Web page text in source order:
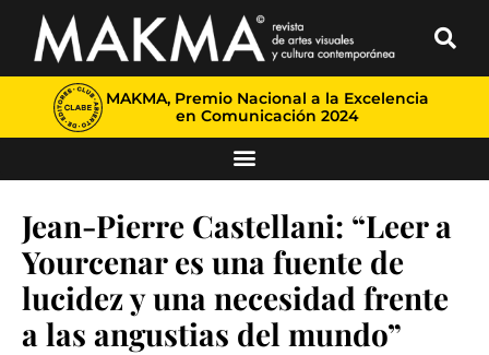
MAKMA, Premio Nacional a la Excelencia
en Comunicación 2024
Jean-Pierre Castellani: “Leer a
Yourcenar es una fuente de
lucidez y una necesidad frente
a las angustias del mundo”